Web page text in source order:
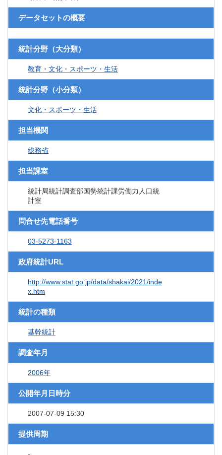
データセットの概要
統計分野（大分類）
教育・文化・スポーツ・生活
統計分野（小分類）
文化・スポーツ・生活
担当機関
総務省
担当課室
統計局統計調査部国勢統計課労働力人口統
計室
問合せ先電話番号
03-5273-1163
政府統計URL
http://www.stat.go.jp/data/shakai/2021/inde
x.htm
統計の種類
基幹統計
調査年月
2006年
公開年月日時分
2007-07-09 15:30
提供周期